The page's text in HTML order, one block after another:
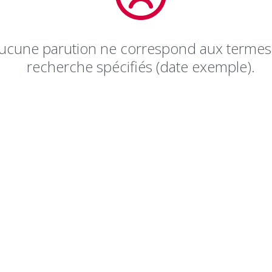
parution ne correspond aux
recherche spécifiés (date exemple).